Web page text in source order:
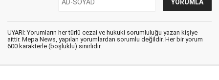
UYARI: Yorumların her türlü cezai ve hukuki sorumluluğu yazan kişiye
aittir. Mepa News, yapılan yorumlardan sorumlu değildir. Her bir yorum
600 karakterle (boşluklu) sınırlıdır.